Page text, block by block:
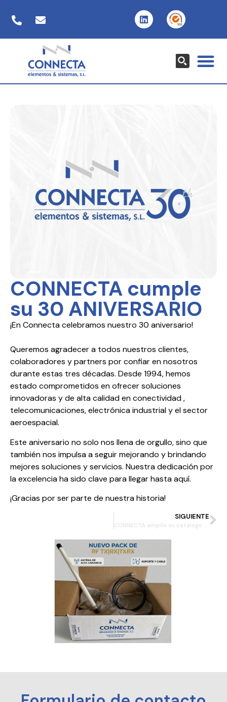
CONNECTA cumple
su 30 ANIVERSARIO
¡En Connecta celebramos nuestro 30 aniversario!
Queremos agradecer a todos nuestros clientes,
colaboradores y partners por confiar en nosotros
durante estas tres décadas. Desde 1994, hemos
estado comprometidos en ofrecer soluciones
innovadoras y de alta calidad en conectividad ,
telecomunicaciones, electrónica industrial y el sector
aeroespacial.
Este aniversario no solo nos llena de orgullo, sino que
también nos impulsa a seguir mejorando y brindando
mejores soluciones y servicios. Nuestra dedicación por
la excelencia ha sido clave para llegar hasta aquí.
¡Gracias por ser parte de nuestra historia!
SIGUIENTE